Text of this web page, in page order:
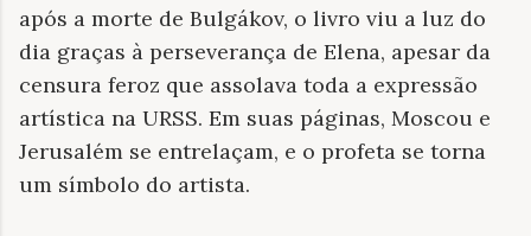
após a morte de Bulgákov, o livro viu a luz do
dia graças à perseverança de Elena, apesar da
censura feroz que assolava toda a expressão
artística na URSS. Em suas páginas, Moscou e
Jerusalém se entrelaçam, e o profeta se torna
um símbolo do artista.